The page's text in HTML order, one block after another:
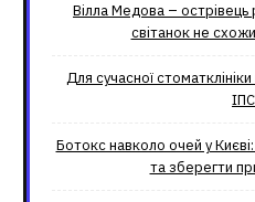
Вілла Медова –
світанок не
Для сучасної
Ботокс навколо очей у
та зберегти